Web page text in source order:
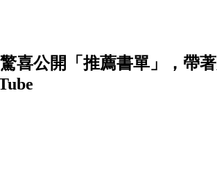
喜公開「推薦書單」，帶